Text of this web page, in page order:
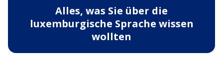
Alles, was Sie über die
luxemburgische Sprache wissen
wollten